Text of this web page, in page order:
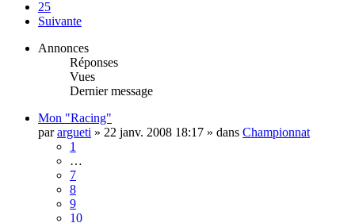
25
Suivante
Annonces
Réponses
Vues
Dernier message
Mon "Racing"
parargueti » 22 janv. 2008 18:17 » dans Championnat
1
…
7
8
9
10